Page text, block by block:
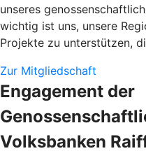
unseres
wichtig ist uns, unsere
Projekte zu unterstützen,
Zur Mitgliedschaft
Engagement der
Volksbanken